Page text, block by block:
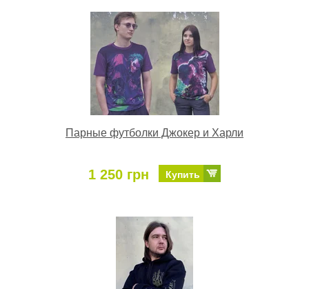
Парные футболки Джокер и Харли
1 250 грн Купить